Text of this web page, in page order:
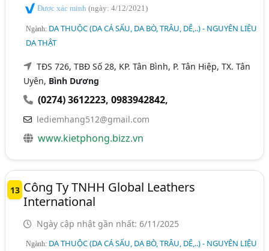
Được xác minh(ngày: 4/12/2021)
Ngành: DA THUỘC (DA CÁ SẤU, DA BÒ, TRÂU, DÊ,..) - NGUYÊN LIỆU
DA THẬT
TĐS 726, TBĐ Số 28, KP. Tân Bình, P. Tân Hiệp, TX. Tân
Uyên, Bình Dương
(0274) 3612223,0983942842,
lediemhang512@gmail.com
www.kietphong.bizz.vn
13 Công Ty TNHH Global Leathers
International
Ngày cập nhật gần nhất: 6/11/2025
Ngành: DA THUỘC (DA CÁ SẤU, DA BÒ, TRÂU, DÊ,..) - NGUYÊN LIỆU